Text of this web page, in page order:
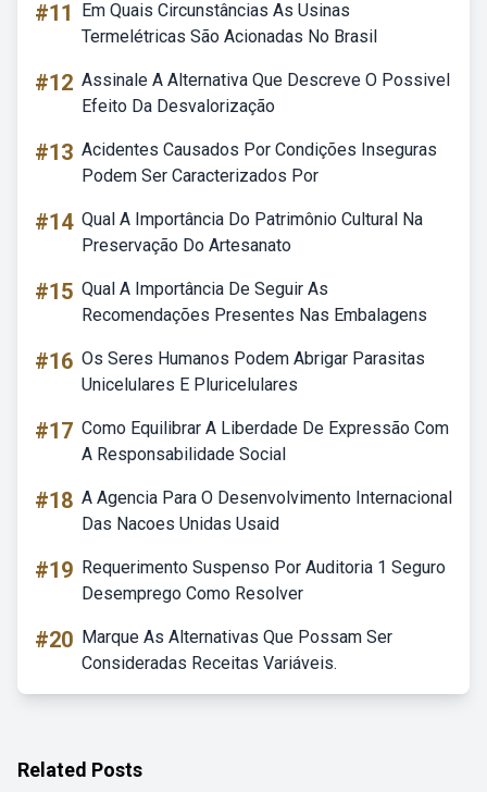
#11
Em Quais Circunstâncias As Usinas
Termelétricas São Acionadas No Brasil
#12 Assinale A Alternativa Que Descreve O Possivel
Efeito Da Desvalorização
#13 Acidentes Causados Por Condições Inseguras
Podem Ser Caracterizados Por
#14 Qual A Importância Do Patrimônio Cultural Na
Preservação Do Artesanato
#15 Qual A Importância De Seguir As
Recomendações Presentes Nas Embalagens
#16 Os Seres Humanos Podem Abrigar Parasitas
Unicelulares E Pluricelulares
#17 Como Equilibrar A Liberdade De Expressão Com
A Responsabilidade Social
#18 A Agencia Para O Desenvolvimento Internacional
Das Nacoes Unidas Usaid
#19 Requerimento Suspenso Por Auditoria 1 Seguro
Desemprego Como Resolver
#20 Marque As Alternativas Que Possam Ser
Consideradas Receitas Variáveis.
Related Posts